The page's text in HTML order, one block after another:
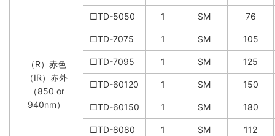
（R）赤色
（IR）赤外
（850 or
940nm）
□TD-5050 1 SM 76
□TD-7075 1 SM 105
□TD-7095 1 SM 125
□TD-60120 1 SM 150
□TD-60150 1 SM 180
□TD-8080 1 SM 112